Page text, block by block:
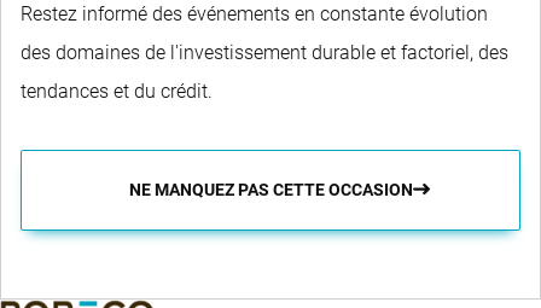
Restez informé des événements en constante évolution
des domaines de l'investissement durable et factoriel, des
tendances et du crédit.
NE MANQUEZ PAS CETTE OCCASION